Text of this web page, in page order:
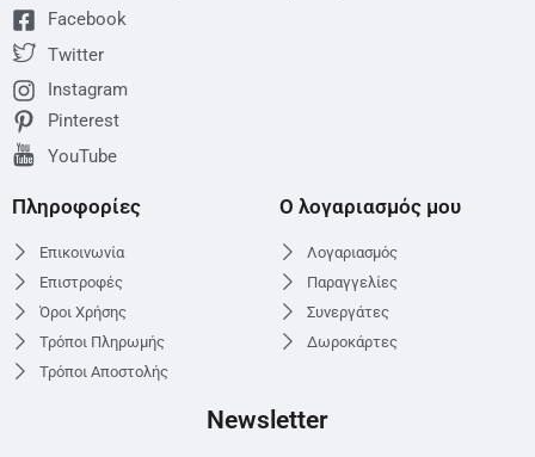
Facebook
Twitter
Instagram
Pinterest
YouTube
Πληροφορίες
Επικοινωνία
Επιστροφές
Όροι Χρήσης
Τρόποι Πληρωμής
Τρόποι Αποστολής
Ο λογαριασμός μου
Λογαριασμός
Παραγγελίες
Συνεργάτες
Δωροκάρτες
Newsletter